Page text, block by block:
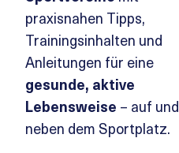
praxisnahen Tipps,
Trainingsinhalten und
Anleitungen für eine
gesunde, aktive
Lebensweise – auf und
neben dem Sportplatz.